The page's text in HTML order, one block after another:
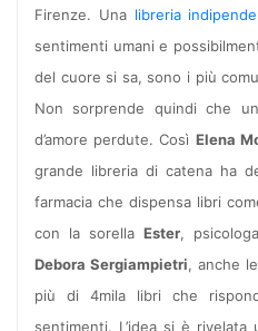
Firenze. Una libreria
sentimenti umani e
del cuore si sa, sono i più
Non sorprende quindi che
d’amore perdute. Così Elena
grande libreria di catena ha
farmacia che dispensa libri
con la sorella Ester,
Debora Sergiampietri, anche
più di 4mila libri che
sentimenti. L’idea si è